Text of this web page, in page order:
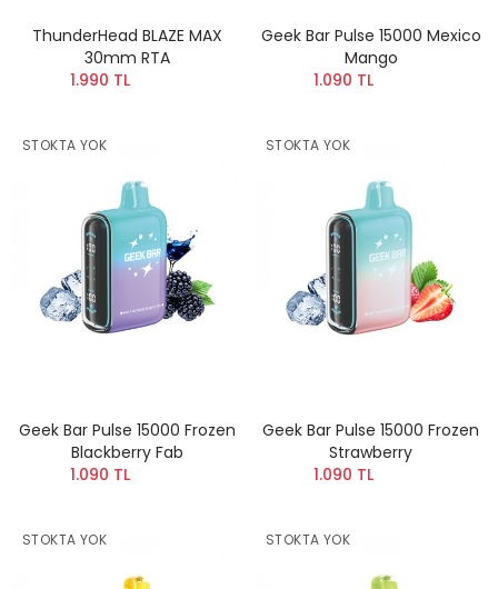
ThunderHead BLAZE MAX
30mm RTA
1.990 TL
Geek Bar Pulse 15000 Mexico
Mango
1.090 TL
STOKTA YOK
Geek Bar Pulse 15000 Frozen
Blackberry Fab
1.090 TL
STOKTA YOK
Geek Bar Pulse 15000 Frozen
Strawberry
1.090 TL
STOKTA YOK STOKTA YOK